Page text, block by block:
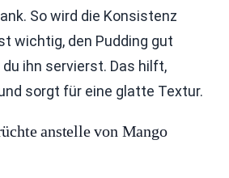
So wird die Konsistenz
wichtig, den Pudding gut
ihn servierst. Das hilft,
sorgt für eine glatte Textur.
anstelle von Mango